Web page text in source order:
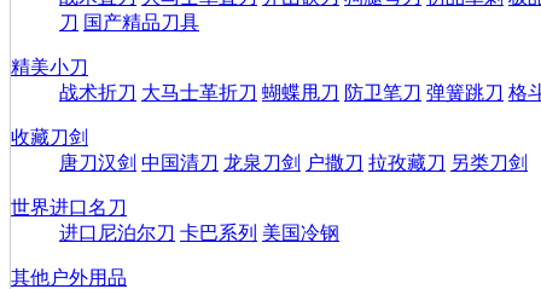
刀 国产精品刀具
精美小刀
战术折刀 大马士革折刀 蝴蝶甩刀 防卫笔刀 弹簧跳刀 格
收藏刀剑
唐刀汉剑 中国清刀 龙泉刀剑 户撒刀 拉孜藏刀 另类刀剑
世界进口名刀
进口尼泊尔刀 卡巴系列 美国冷钢
其他户外用品